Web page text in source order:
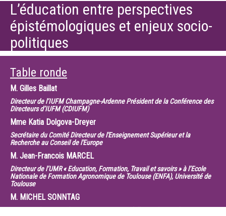
L’éducation entre perspectives
épistémologiques et enjeux socio-
politiques
Table ronde
M. Gilles Baillat
Directeur de l’IUFM Champagne-Ardenne Président de la Conférence des
Directeurs d’IUFM (CDIUFM)
Mme Katia Dolgova-Dreyer
Secrétaire du Comité Directeur de l'Enseignement Supérieur et la
Recherche au Conseil de l'Europe
M. Jean-Francois MARCEL
Directeur de l’UMR « Education, Formation, Travail et savoirs » à l’Ecole
Nationale de Formation Agronomique de Toulouse (ENFA), Université de
Toulouse
M. MICHEL SONNTAG